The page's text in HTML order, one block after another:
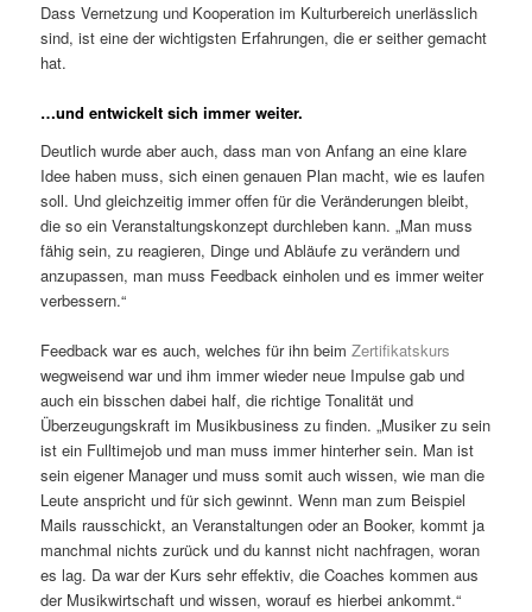
Dass Vernetzung und Kooperation im Kulturbereich unerlässlich
sind, ist eine der wichtigsten Erfahrungen, die er seither gemacht
hat.
…und entwickelt sich immer weiter.
Deutlich wurde aber auch, dass man von Anfang an eine klare
Idee haben muss, sich einen genauen Plan macht, wie es laufen
soll. Und gleichzeitig immer offen für die Veränderungen bleibt,
die so ein Veranstaltungskonzept durchleben kann. „Man muss
fähig sein, zu reagieren, Dinge und Abläufe zu verändern und
anzupassen, man muss Feedback einholen und es immer weiter
verbessern.“
Feedback war es auch, welches für ihn beimZertifikatskurs
wegweisend war und ihm immer wieder neue Impulse gab und
auch ein bisschen dabei half, die richtige Tonalität und
Überzeugungskraft im Musikbusiness zu finden. „Musiker zu sein
ist ein Fulltimejob und man muss immer hinterher sein. Man ist
sein eigener Manager und muss somit auch wissen, wie man die
Leute anspricht und für sich gewinnt. Wenn man zum Beispiel
Mails rausschickt, an Veranstaltungen oder an Booker, kommt ja
manchmal nichts zurück und du kannst nicht nachfragen, woran
es lag. Da war der Kurs sehr effektiv, die Coaches kommen aus
der Musikwirtschaft und wissen, worauf es hierbei ankommt.“